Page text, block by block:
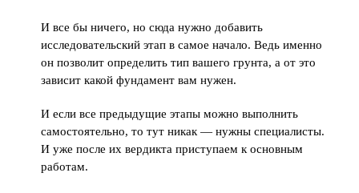
И все бы ничего, но сюда нужно добавить
исследовательский этап в самое начало. Ведь именно
он позволит определить тип вашего грунта, а от это
зависит какой фундамент вам нужен.
И если все предыдущие этапы можно выполнить
самостоятельно, то тут никак — нужны специалисты.
И уже после их вердикта приступаем к основным
работам.